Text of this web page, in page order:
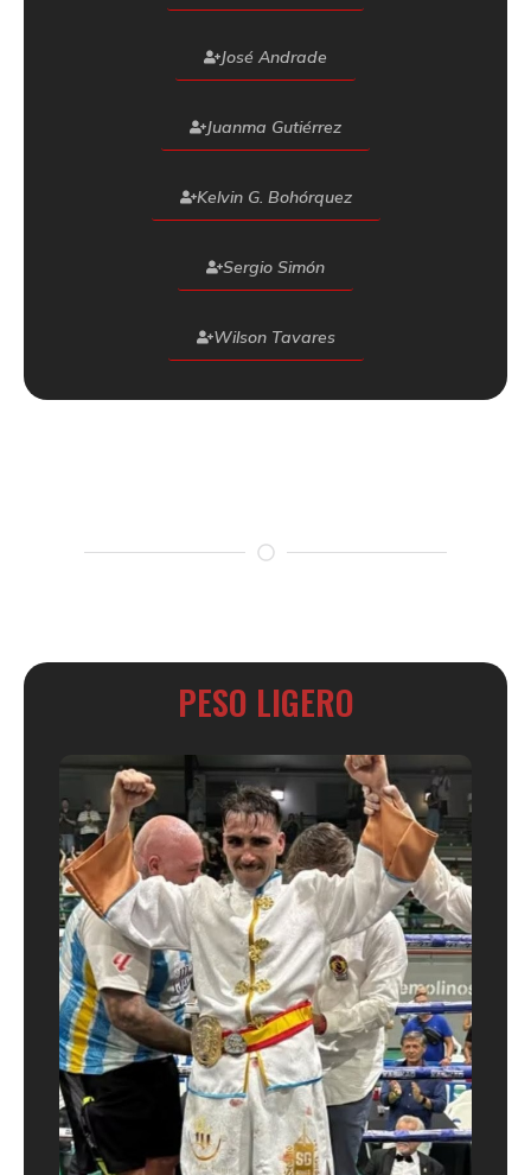
José Andrade
Juanma Gutiérrez
Kelvin G. Bohórquez
Sergio Simón
Wilson Tavares
PESO LIGERO